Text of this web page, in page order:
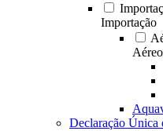
Importação
Declaração Única